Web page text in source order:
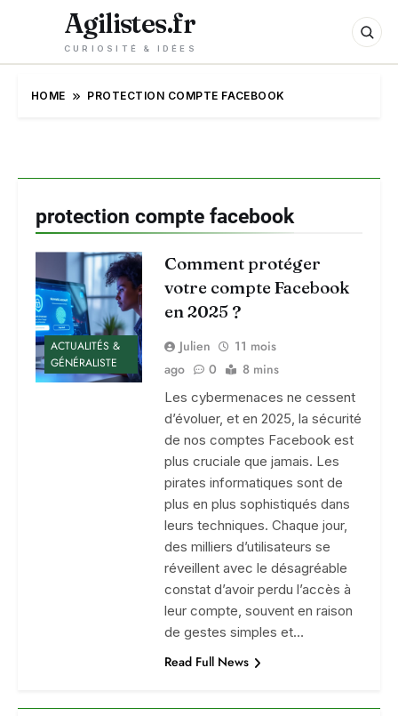
Agilistes.fr
CURIOSITÉ & IDÉES
HOME PROTECTION COMPTE FACEBOOK
protection compte facebook
ACTUALITÉS &
GÉNÉRALISTE
Comment protéger
votre compte Facebook
en 2025 ?
Julien
11 mois
ago
0 8 mins
Les cybermenaces ne cessent
d’évoluer, et en 2025, la sécurité
de nos comptes Facebook est
plus cruciale que jamais. Les
pirates informatiques sont de
plus en plus sophistiqués dans
leurs techniques. Chaque jour,
des milliers d’utilisateurs se
réveillent avec le désagréable
constat d’avoir perdu l’accès à
leur compte, souvent en raison
de gestes simples et…
Read Full News